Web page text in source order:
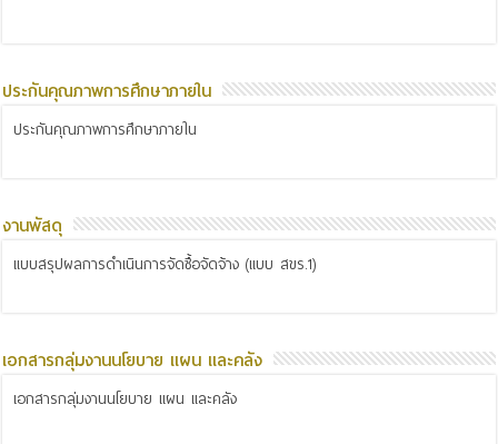
ประกันคุณภาพการศึกษาภายใน
ประกันคุณภาพการศึกษาภายใน
งานพัสดุ
แบบสรุปผลการดำเนินการจัดซื้อจัดจ้าง (แบบ สขร.1)
เอกสารกลุ่มงานนโยบาย แผน และคลัง
เอกสารกลุ่มงานนโยบาย แผน และคลัง